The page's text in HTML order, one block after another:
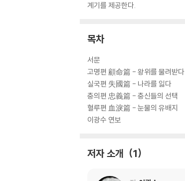
계기를 제공한다.
목차
서문
고명편 顧命篇 - 왕위를 물려받다
실국편 失國篇 - 나라를 잃다
충의편 忠義篇 - 충신들의 선택
혈루편 血淚篇 - 눈물의 유배지
이광수 연보
저자 소개 1